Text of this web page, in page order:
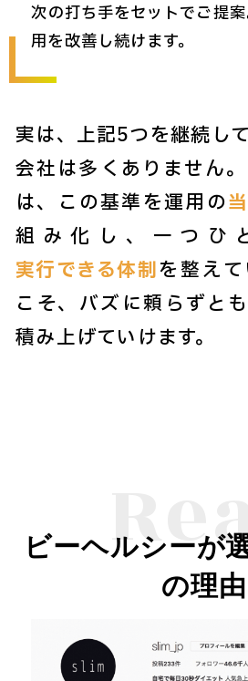
次の打ち手をセットでご提
用を改善し続けます。
実は、上記5つを継続し
会社は多くありません
は、この基準を運用の
組み化し、一つひ
実行できる体制を整え
こそ、バズに頼らずと
積み上げていけます。
ビーヘルシーが
の理由